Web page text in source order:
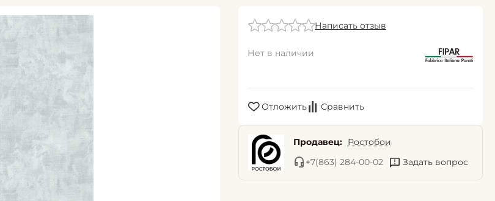
Написать отзыв
Нет в наличии
Отложить Сравнить
Продавец: Ростобои
+7(863) 284-00-02
Задать вопрос